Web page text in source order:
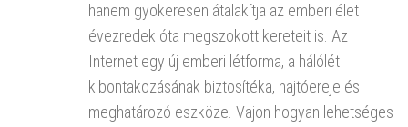
hanem gyökeresen átalakítja az emberi élet
évezredek óta megszokott kereteit is. Az
Internet egy új emberi létforma, a hálólét
kibontakozásának biztosítéka, hajtóereje és
meghatározó eszköze. Vajon hogyan lehetséges